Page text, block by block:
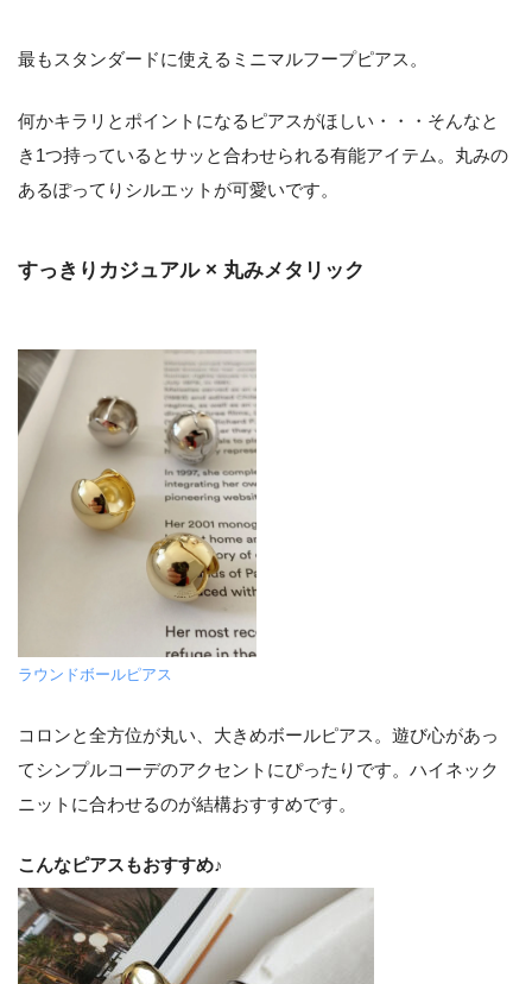
最もスタンダードに使えるミニマルフープピアス。
何かキラリとポイントになるピアスがほしい・・・そんなと
き1つ持っているとサッと合わせられる有能アイテム。丸みの
あるぽってりシルエットが可愛いです。
すっきりカジュアル × 丸みメタリック
ラウンドボールピアス
コロンと全方位が丸い、大きめボールピアス。遊び心があっ
てシンプルコーデのアクセントにぴったりです。ハイネック
ニットに合わせるのが結構おすすめです。
こんなピアスもおすすめ♪